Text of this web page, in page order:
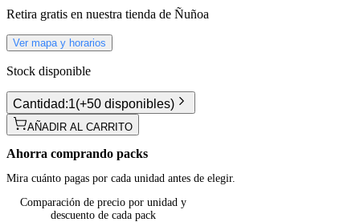
Retira gratis en nuestra tienda de Ñuñoa
Ver mapa y horarios
Stock disponible
Cantidad:1(+50 disponibles)
AÑADIR AL CARRITO
Ahorra comprando packs
Mira cuánto pagas por cada unidad antes de elegir.
Comparación de precio por unidad y
descuento de cada pack